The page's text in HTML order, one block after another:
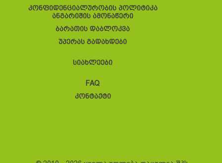
კონფიდენციალურობის პოლიტიკა
ანგარიშის ამონაწერი
ბარათის დაბლოკვა
უპერას გადახდები
სიახლეები
FAQ
კონტაქტი